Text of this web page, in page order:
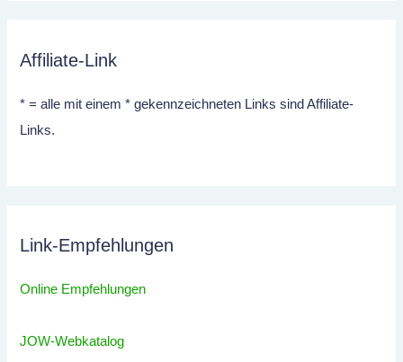
Affiliate-Link
* = alle mit einem * gekennzeichneten Links sind Affiliate-
Links.
Link-Empfehlungen
Online Empfehlungen
JOW-Webkatalog